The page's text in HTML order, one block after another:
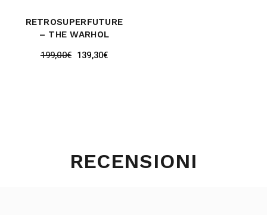
RETROSUPERFUTURE
– THE WARHOL
199,00€ 139,30€
RECENSIONI